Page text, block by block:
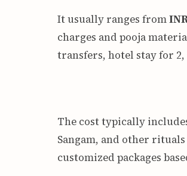
It usually ranges from
charges and pooja
transfers, hotel stay for
The cost typically
Sangam, and other
customized packages